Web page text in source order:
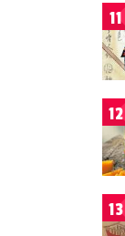
11
12
13